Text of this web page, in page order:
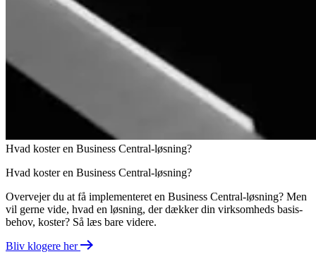
Hvad koster en Business Central-løsning?
Hvad koster en Business Central-løsning?
Overvejer du at få implementeret en Business Central-løsning? Men
vil gerne vide, hvad en løsning, der dækker din virksomheds basis-
behov, koster? Så læs bare videre.
Bliv klogere her